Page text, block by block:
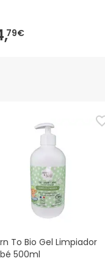
79€
To Bio Gel Limpiador
500ml